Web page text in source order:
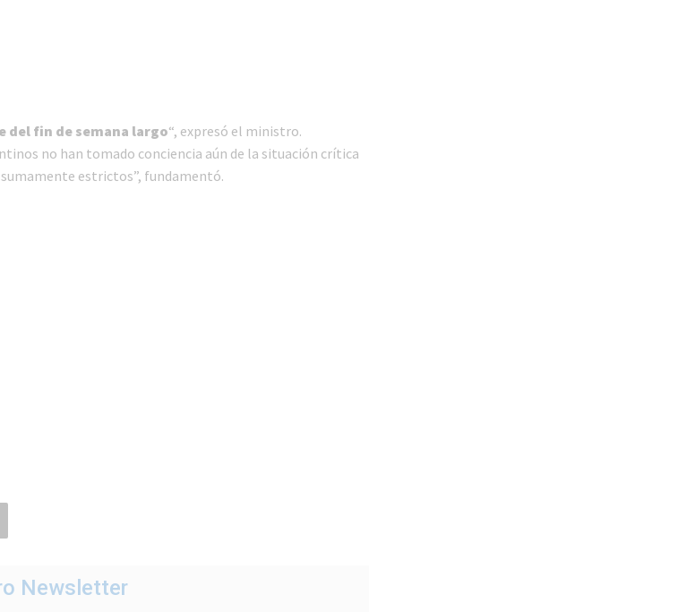
del fin de semana largo“, expresó el ministro.
no han tomado conciencia aún de la situación crítica
estrictos”, fundamentó.
Newsletter